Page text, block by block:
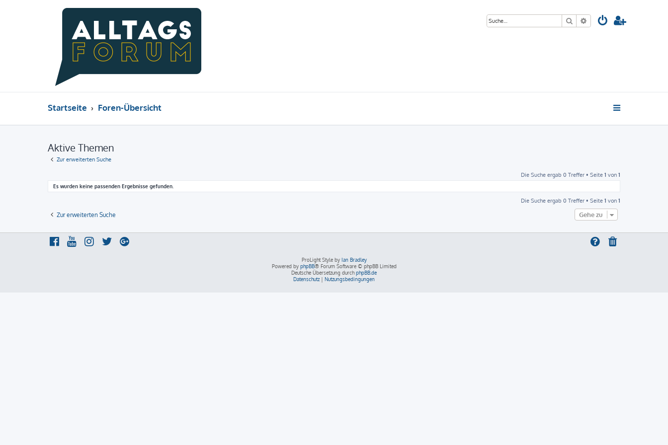
Suche Erweiterte Suche
Startseite Foren-Übersicht
Aktive Themen
Zur erweiterten Suche
Die Suche ergab 0 Treffer • Seite 1 von 1
Es wurden keine passenden Ergebnisse gefunden.
Die Suche ergab 0 Treffer • Seite 1 von 1
Zur erweiterten Suche Gehe zu
ProLight Style by Ian Bradley
Powered by phpBB® Forum Software © phpBB Limited
Deutsche Übersetzung durch phpBB.de
Datenschutz | Nutzungsbedingungen